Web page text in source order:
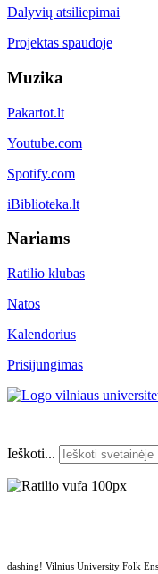
Dalyvių atsiliepimai
Projektas spaudoje
Muzika
Pakartot.lt
Youtube.com
Spotify.com
iBiblioteka.lt
Nariams
Ratilio klubas
Natos
Kalendorius
Prisijungimas
Ieškoti...
dashing! Vilnius University Folk